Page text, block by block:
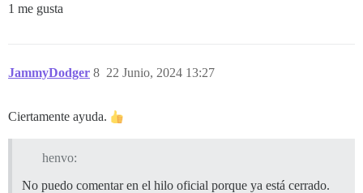
1 me gusta
JammyDodger 22 Junio, 2024 13:27
8
Ciertamente ayuda.
henvo:
No puedo comentar en el hilo oficial porque ya está cerrado.